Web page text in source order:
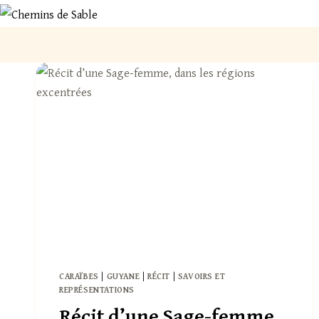
Aller
CARAÏBES | GUYANE | RÉCIT | SAVOIRS ET
REPRÉSENTATIONS